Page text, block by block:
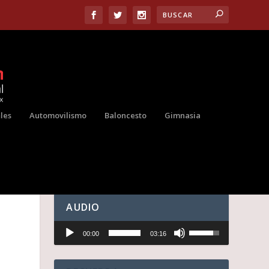
Automovilismo Baloncesto Gimnasia
AUDIO
Reproductor
audio
00:00 03:16
t
i
l